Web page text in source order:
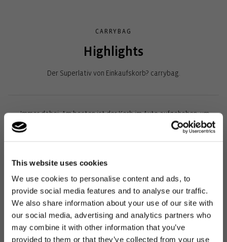
This website uses cookies
We use cookies to personalise content and ads, to
provide social media features and to analyse our traffic.
We also share information about your use of our site with
our social media, advertising and analytics partners who
may combine it with other information that you’ve
provided to them or that they’ve collected from your use
CARRYBAG
Highlights
Der Superlativ von Einkaufskorb? carrybag.
Immer dabei: Am besten ist der Korb im Auto aufgehoben, um
bei jedem spontanen Einkauf dabei zu sein.
Innentasche für Schlüssel und Smartphone .
Hoher Tragekomfort: Der weich ummantelte Griff liegt makellos
in der Hand oder Armbeuge.
Stabiler Aluminiumrahmen: Für Formfestigkeit und markantes
Design